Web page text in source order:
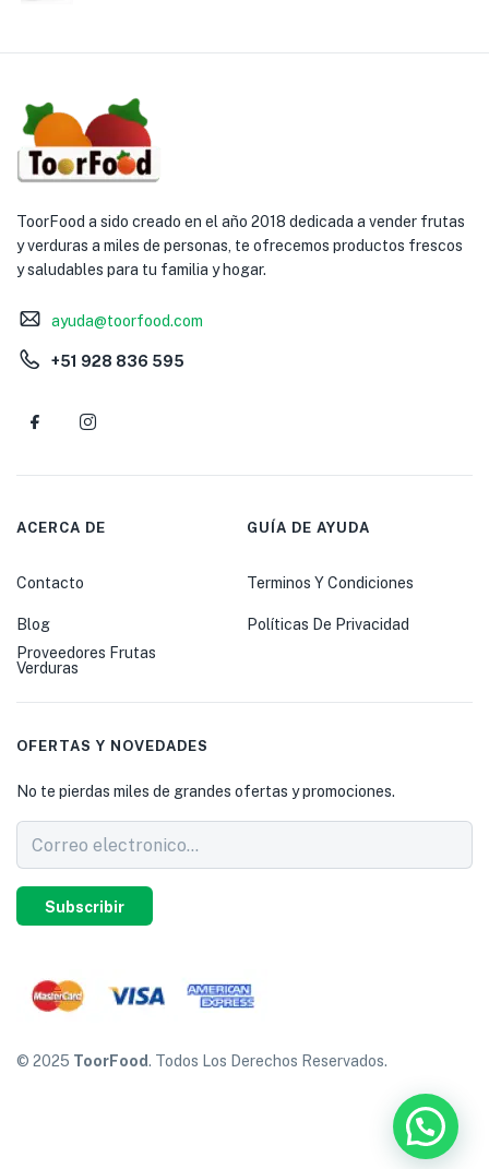
ToorFood a sido creado en el año 2018 dedicada a vender frutas
y verduras a miles de personas, te ofrecemos productos frescos
y saludables para tu familia y hogar.
ayuda@toorfood.com
+51 928 836 595
ACERCA DE
Contacto
Blog
Proveedores Frutas
Verduras
GUÍA DE AYUDA
Terminos Y Condiciones
Políticas De Privacidad
OFERTAS Y NOVEDADES
No te pierdas miles de grandes ofertas y promociones.
Subscribir
© 2025 ToorFood. Todos Los Derechos Reservados.